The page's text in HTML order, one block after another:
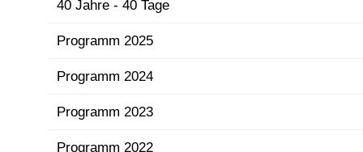
40 Jahre - 40 Tage
Programm 2025
Programm 2024
Programm 2023
Programm 2022